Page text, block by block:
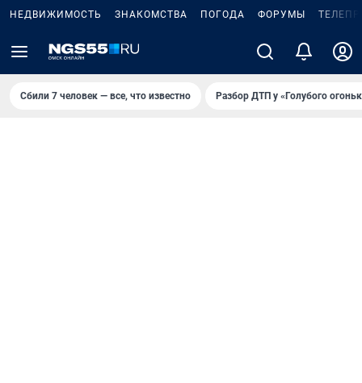
НЕДВИЖИМОСТЬ ЗНАКОМСТВА ПОГОДА ФОРУМЫ
Сбили 7 человек — все, что известно Разбор ДТП у «Голубого